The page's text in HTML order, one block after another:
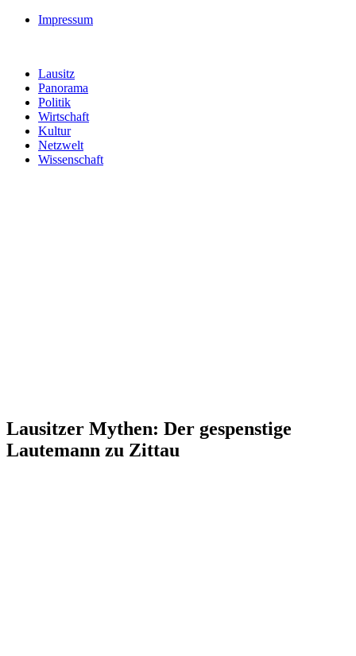
Impressum
Lausitz
Panorama
Politik
Wirtschaft
Kultur
Netzwelt
Wissenschaft
Lausitzer Mythen: Der gespenstige
Lautemann zu Zittau